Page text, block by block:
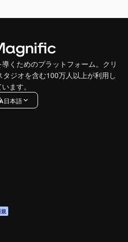
くためのプラットフォーム。クリ
ジオを含む100万人以上が利用し
ます。
日本語